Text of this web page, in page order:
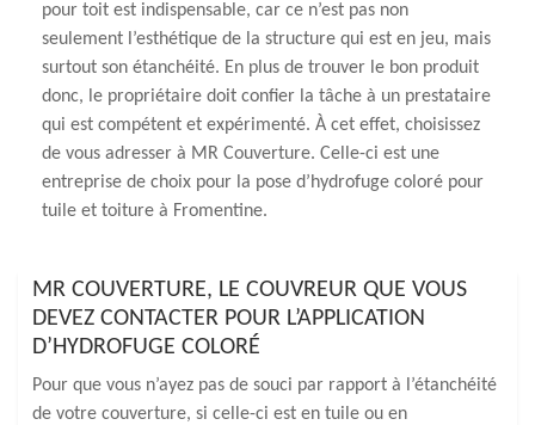
pour toit est indispensable, car ce n’est pas non
seulement l’esthétique de la structure qui est en jeu, mais
surtout son étanchéité. En plus de trouver le bon produit
donc, le propriétaire doit confier la tâche à un prestataire
qui est compétent et expérimenté. À cet effet, choisissez
de vous adresser à MR Couverture. Celle-ci est une
entreprise de choix pour la pose d’hydrofuge coloré pour
tuile et toiture à Fromentine.
MR COUVERTURE, LE COUVREUR QUE VOUS
DEVEZ CONTACTER POUR L’APPLICATION
D’HYDROFUGE COLORÉ
Pour que vous n’ayez pas de souci par rapport à l’étanchéité
de votre couverture, si celle-ci est en tuile ou en